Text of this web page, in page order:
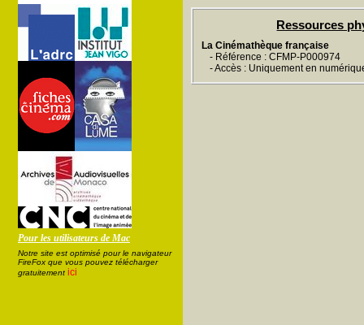
Pour les utilisateurs de Mac
Notre site est optimisé pour le navigateur
FireFox que vous pouvez télécharger
gratuitement ici
Ressources
La Cinémathèque française
- Référence : CFMP-P000974
- Accès : Uniquement en